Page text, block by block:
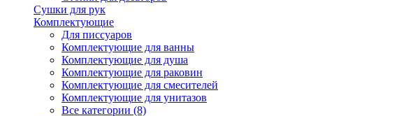
Сушки для рук
Комплектующие
Для писсуаров
Комплектующие для ванны
Комплектующие для душа
Комплектующие для раковин
Комплектующие для смесителей
Комплектующие для унитазов
Все категории (8)